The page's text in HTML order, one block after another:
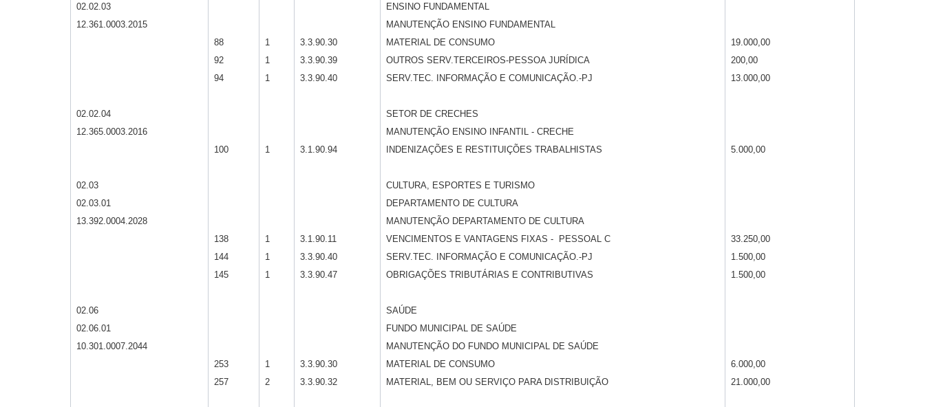
02.02.03
12.361.0003.2015
02.02.04
12.365.0003.2016
02.03
02.03.01
13.392.0004.2028
02.06
02.06.01
10.301.0007.2044
88
92
94
100
138
144
145
253
257
1
1
1
1
1
1
1
1
2
3.3.90.30
3.3.90.39
3.3.90.40
3.1.90.94
3.1.90.11
3.3.90.40
3.3.90.47
3.3.90.30
3.3.90.32
ENSINO FUNDAMENTAL
MANUTENÇÃO ENSINO FUNDAMENTAL
MATERIAL DE CONSUMO
OUTROS SERV.TERCEIROS-PESSOA JURÍDICA
SERV.TEC. INFORMAÇÃO E COMUNICAÇÃO.-PJ
SETOR DE CRECHES
MANUTENÇÃO ENSINO INFANTIL - CRECHE
INDENIZAÇÕES E RESTITUIÇÕES TRABALHISTAS
CULTURA, ESPORTES E TURISMO
DEPARTAMENTO DE CULTURA
MANUTENÇÃO DEPARTAMENTO DE CULTURA
VENCIMENTOS E VANTAGENS FIXAS - PESSOAL C
SERV.TEC. INFORMAÇÃO E COMUNICAÇÃO.-PJ
OBRIGAÇÕES TRIBUTÁRIAS E CONTRIBUTIVAS
SAÚDE
FUNDO MUNICIPAL DE SAÚDE
MANUTENÇÃO DO FUNDO MUNICIPAL DE SAÚDE
MATERIAL DE CONSUMO
MATERIAL, BEM OU SERVIÇO PARA DISTRIBUIÇÃO
19.000,00
200,00
13.000,00
5.000,00
33.250,00
1.500,00
1.500,00
6.000,00
21.000,00